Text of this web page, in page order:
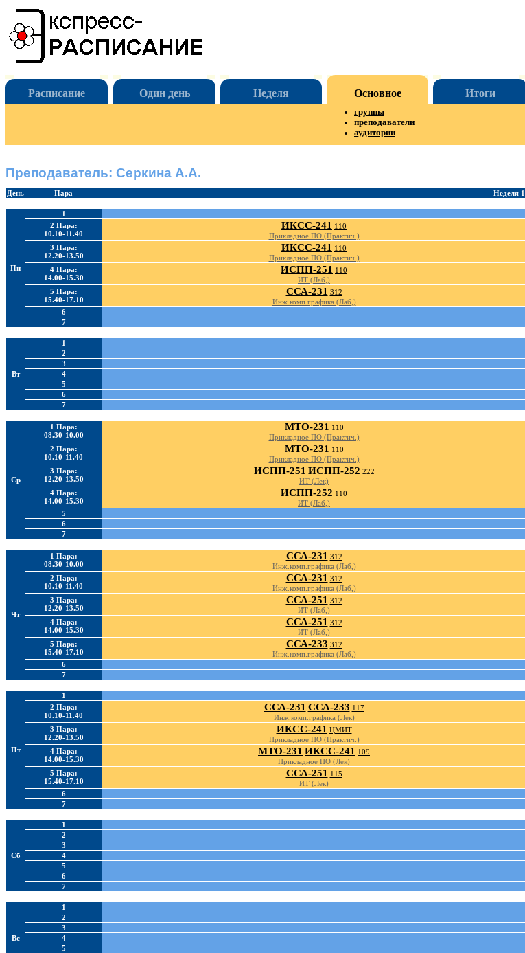
Расписание Один день Неделя Основное Итоги
группы
преподаватели
аудитории
Преподаватель: Серкина А.А.
День Пара Неделя 1
Пн
1
2 Пара:
10.10-11.40
ИКСС-241 110
Прикладное ПО (Практич.)
3 Пара:
12.20-13.50
ИКСС-241 110
Прикладное ПО (Практич.)
4 Пара:
14.00-15.30
ИСПП-251 110
ИТ (Лаб,)
5 Пара:
15.40-17.10
ССА-231 312
Инж.комп.графика (Лаб,)
6
7
Вт
1
2
3
4
5
6
7
Ср
1 Пара:
08.30-10.00
МТО-231 110
Прикладное ПО (Практич.)
2 Пара:
10.10-11.40
МТО-231 110
Прикладное ПО (Практич.)
3 Пара:
12.20-13.50
ИСПП-251 ИСПП-252 222
ИТ (Лек)
4 Пара:
14.00-15.30
ИСПП-252 110
ИТ (Лаб,)
5
6
7
Чт
1 Пара:
08.30-10.00
ССА-231 312
Инж.комп.графика (Лаб,)
2 Пара:
10.10-11.40
ССА-231 312
Инж.комп.графика (Лаб,)
3 Пара:
12.20-13.50
ССА-251 312
ИТ (Лаб,)
4 Пара:
14.00-15.30
ССА-251 312
ИТ (Лаб,)
5 Пара:
15.40-17.10
ССА-233 312
Инж.комп.графика (Лаб,)
6
7
Пт
1
2 Пара:
10.10-11.40
ССА-231 ССА-233 117
Инж.комп.графика (Лек)
3 Пара:
12.20-13.50
ИКСС-241 ЦМИТ
Прикладное ПО (Практич.)
4 Пара:
14.00-15.30
МТО-231 ИКСС-241 109
Прикладное ПО (Лек)
5 Пара:
15.40-17.10
ССА-251 115
ИТ (Лек)
6
7
Сб
1
2
3
4
5
6
7
Вс
1
2
3
4
5